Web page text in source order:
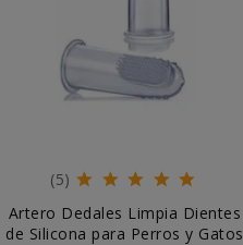
(5)
Artero Dedales Limpia Dientes
de Silicona para Perros y Gatos